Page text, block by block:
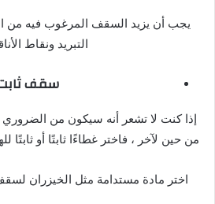
يجب أن يزيد السقف المرغوب فيه من
التبريد ونقاط
سقف
إذا كنت لا تشعر أنه سيكون من
من حين لآخر ، فاختر غطاءًا ثابتًا أو
اختر مادة مستدامة مثل الخيزران